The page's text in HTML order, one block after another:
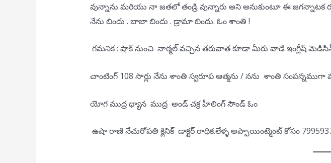
వున్నాను మరియు నా జతలో తండ్రి వున్నారు అని అనుకుంటూ ఈ
నేను బిందు . బాబా బిందు . డ్రామా బిందు. ఓం శాంతి !
గమనిక : షాక్ నుంచి నార్మల్ వచ్చిన తరువాత కూడా మీరు వాడే ఇంగ్లీష్
చాంటింగ్ 108 సార్లు నేను శాంతి స్వరూప ఆత్మను / నను శాంతి సంపన్నముగా
యోగ ముద్ర ధ్యాన ముద్ర అండ్ చక్ర హీలింగ్ సౌండ్ ఓం
ఉషా రాణి నేచురోపతి క్లినిక్ డాక్టర్ రాధిక.లేళ్ళ అప్పాయింట్మెంట్ కోసం